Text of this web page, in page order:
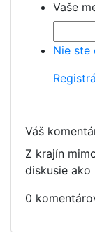
Vaše
Nie ste
Váš
Z krajín
diskusie ako
0